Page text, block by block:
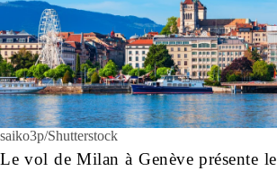
saiko3p/Shutterstock
Le vol de Milan à Genève présente le